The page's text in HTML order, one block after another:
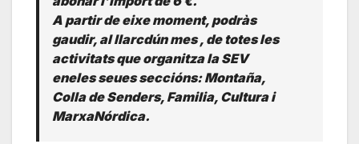
A partir de eixe moment, podràs
gaudir, al llarcdún mes , de totes les
activitats que organitza la SEV
eneles seues seccións: Montaña,
Colla de Senders, Familia, Cultura i
MarxaNórdica.